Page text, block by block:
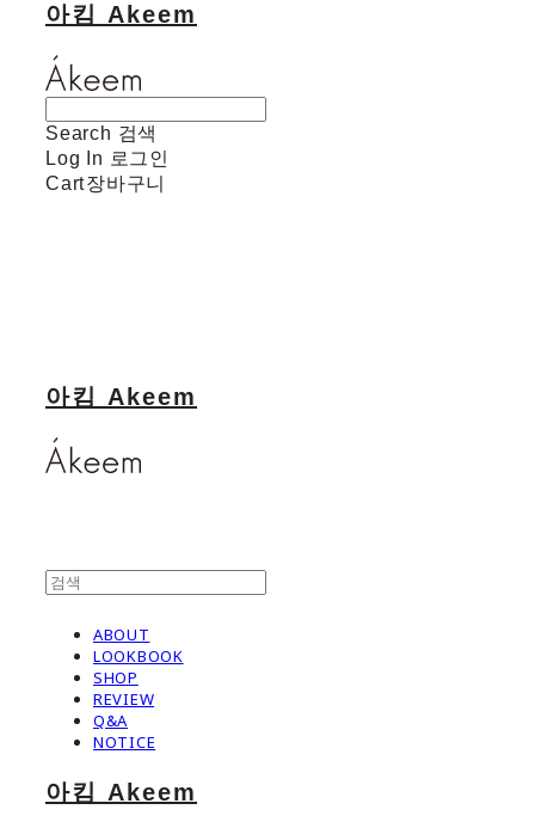
아킴 Akeem
Search 검색
Log In 로그인
Cart장바구니
아킴 Akeem
ABOUT
LOOKBOOK
SHOP
REVIEW
Q&A
NOTICE
아킴 Akeem